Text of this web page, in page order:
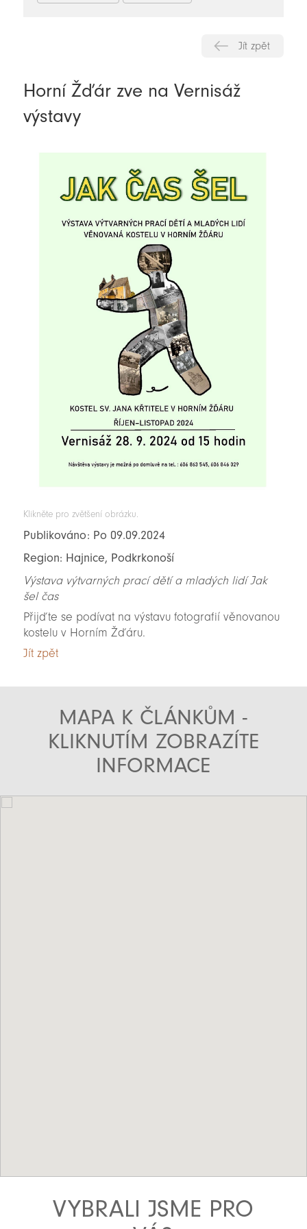
Jít zpět
Horní Žďár zve na Vernisáž
výstavy
Klikněte pro zvětšení obrázku.
Publikováno: Po 09.09.2024
Region: Hajnice, Podkrkonoší
Výstava výtvarných prací dětí a mladých lidí Jak
šel čas
Přijďte se podívat na výstavu fotografií věnovanou
kostelu v Horním Žďáru.
Jít zpět
MAPA K ČLÁNKŮM -
KLIKNUTÍM ZOBRAZÍTE
INFORMACE
VYBRALI JSME PRO